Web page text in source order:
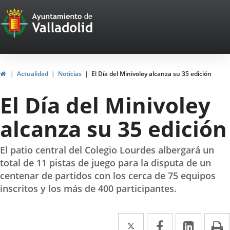
Portal
Web
del
Ayuntamiento
de
Valladolid
InicioActualidad Noticias El Día del Minivoley alcanza su 35 edición
El Día del Minivoley
alcanza su 35 edición
El patio central del Colegio Lourdes albergará un
total de 11 pistas de juego para la disputa de un
centenar de partidos con los cerca de 75 equipos
inscritos y los más de 400 participantes.
Twitter
Enlace Facebook
EnlaceEnlace